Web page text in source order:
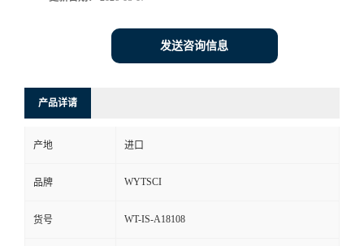
发送咨询信息
产品详请
产地 进口
品牌 WYTSCI
货号 WT-IS-A18108